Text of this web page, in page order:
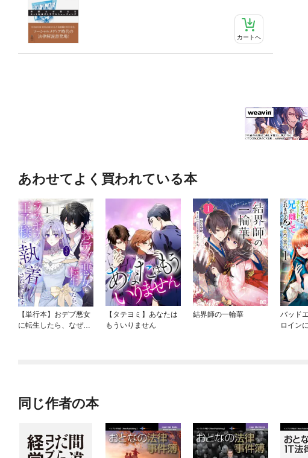
カートへ
あわせてよく買われている本
【単行本】おデブ悪女
に転生したら、なぜか
【タテヨミ】あなたは
もういりません
結界師の一輪華
バッド
ロイン
同じ作者の本